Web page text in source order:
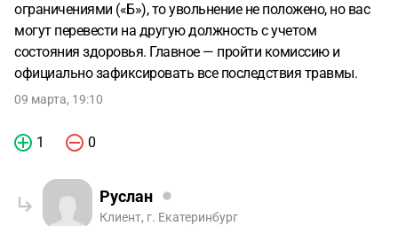
ограничениями («Б»), то увольнение не положено, но вас
могут перевести на другую должность с учетом
состояния здоровья. Главное — пройти комиссию и
официально зафиксировать все последствия травмы.
09 марта, 19:10
1 0
Руслан
Клиент, г. Екатеринбург